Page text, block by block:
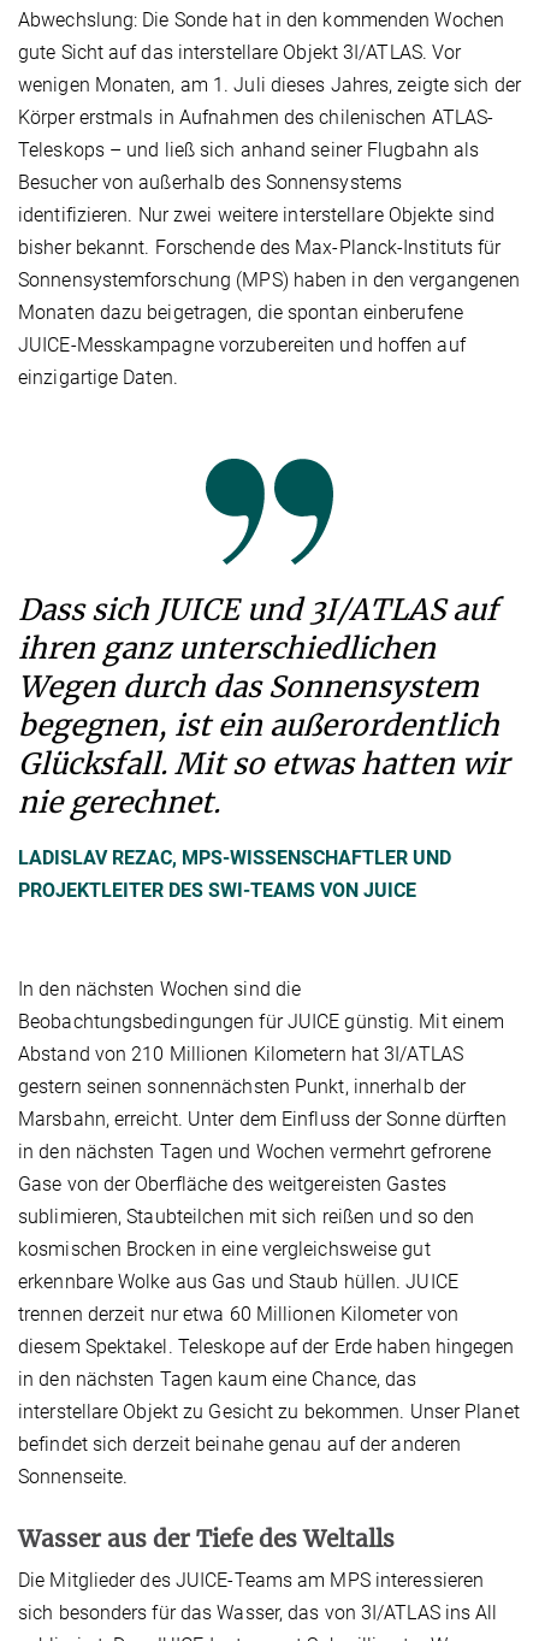
Abwechslung: Die Sonde hat in den kommenden Wochen
gute Sicht auf das interstellare Objekt 3I/ATLAS. Vor
wenigen Monaten, am 1. Juli dieses Jahres, zeigte sich der
Körper erstmals in Aufnahmen des chilenischen ATLAS-
Teleskops – und ließ sich anhand seiner Flugbahn als
Besucher von außerhalb des Sonnensystems
identifizieren. Nur zwei weitere interstellare Objekte sind
bisher bekannt. Forschende des Max-Planck-Instituts für
Sonnensystemforschung (MPS) haben in den vergangenen
Monaten dazu beigetragen, die spontan einberufene
JUICE-Messkampagne vorzubereiten und hoffen auf
einzigartige Daten.
Dass sich JUICE und 3I/ATLAS auf
ihren ganz unterschiedlichen
Wegen durch das Sonnensystem
begegnen, ist ein außerordentlich
Glücksfall. Mit so etwas hatten wir
nie gerechnet.
LADISLAV REZAC, MPS-WISSENSCHAFTLER UND
PROJEKTLEITER DES SWI-TEAMS VON JUICE
In den nächsten Wochen sind die
Beobachtungsbedingungen für JUICE günstig. Mit einem
Abstand von 210 Millionen Kilometern hat 3I/ATLAS
gestern seinen sonnennächsten Punkt, innerhalb der
Marsbahn, erreicht. Unter dem Einfluss der Sonne dürften
in den nächsten Tagen und Wochen vermehrt gefrorene
Gase von der Oberfläche des weitgereisten Gastes
sublimieren, Staubteilchen mit sich reißen und so den
kosmischen Brocken in eine vergleichsweise gut
erkennbare Wolke aus Gas und Staub hüllen. JUICE
trennen derzeit nur etwa 60 Millionen Kilometer von
diesem Spektakel. Teleskope auf der Erde haben hingegen
in den nächsten Tagen kaum eine Chance, das
interstellare Objekt zu Gesicht zu bekommen. Unser Planet
befindet sich derzeit beinahe genau auf der anderen
Sonnenseite.
Wasser aus der Tiefe des Weltalls
Die Mitglieder des JUICE-Teams am MPS interessieren
sich besonders für das Wasser, das von 3I/ATLAS ins All